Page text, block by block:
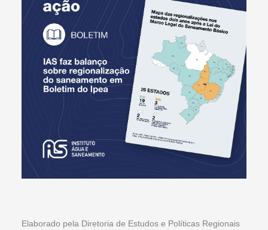
Elaborado pela Diretoria de Estudos e Políticas Regionais